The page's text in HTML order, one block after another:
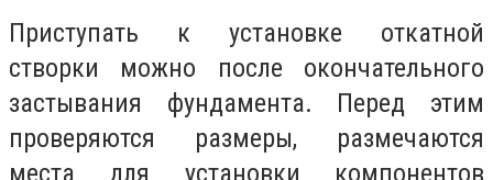
Приступать к установке откатной
створки можно после окончательного
застывания фундамента. Перед этим
проверяются размеры, размечаются
места для установки компонентов